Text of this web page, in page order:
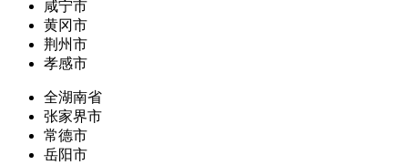
咸宁市
黄冈市
荆州市
孝感市
全湖南省
张家界市
常德市
岳阳市